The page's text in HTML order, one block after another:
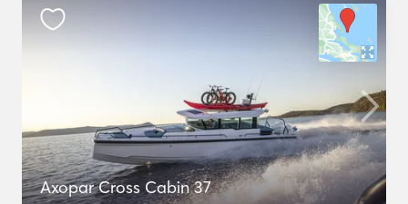
Axopar Cross Cabin 37